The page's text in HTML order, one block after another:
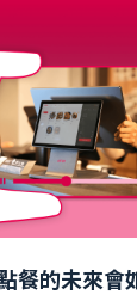
餐的未來會